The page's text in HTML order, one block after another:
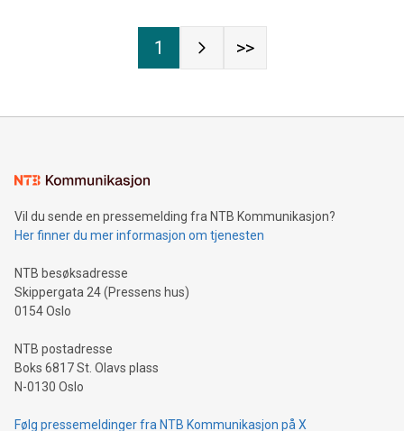
1 >>
Vil du sende en pressemelding fra NTB Kommunikasjon?
Her finner du mer informasjon om tjenesten
NTB besøksadresse
Skippergata 24 (Pressens hus)
0154 Oslo
NTB postadresse
Boks 6817 St. Olavs plass
N-0130 Oslo
Følg pressemeldinger fra NTB Kommunikasjon på X